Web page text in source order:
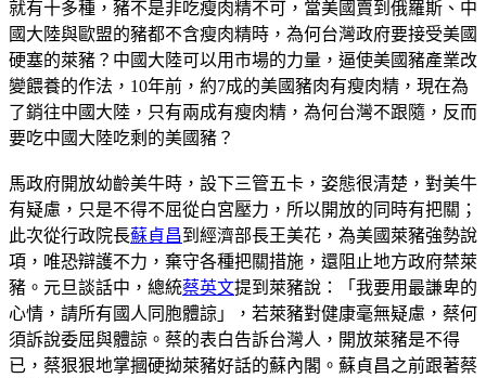
就有十多種，豬不是非吃瘦肉精不可，當美國賣到俄羅斯、中
國大陸與歐盟的豬都不含瘦肉精時，為何台灣政府要接受美國
硬塞的萊豬？中國大陸可以用市場的力量，逼使美國豬產業改
變餵養的作法，10年前，約7成的美國豬肉有瘦肉精，現在為
了銷往中國大陸，只有兩成有瘦肉精，為何台灣不跟隨，反而
要吃中國大陸吃剩的美國豬？
馬政府開放幼齡美牛時，設下三管五卡，姿態很清楚，對美牛
有疑慮，只是不得不屈從白宮壓力，所以開放的同時有把關；
此次從行政院長蘇貞昌到經濟部長王美花，為美國萊豬強勢說
項，唯恐辯護不力，棄守各種把關措施，還阻止地方政府禁萊
豬。元旦談話中，總統蔡英文提到萊豬說：「我要用最謙卑的
心情，請所有國人同胞體諒」，若萊豬對健康毫無疑慮，蔡何
須訴說委屈與體諒。蔡的表白告訴台灣人，開放萊豬是不得
已，蔡狠狠地掌摑硬拗萊豬好話的蘇內閣。蘇貞昌之前跟著蔡